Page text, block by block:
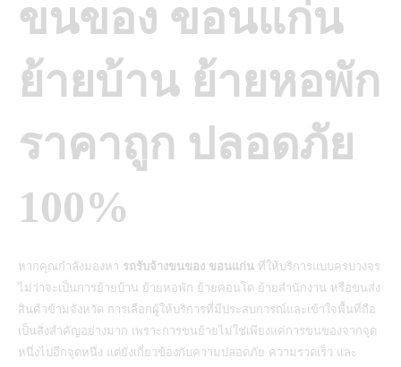
ขนของ ขอนแก่น
ย้ายบ้าน ย้ายหอพัก
ราคาถูก ปลอดภัย
100%
หากคุณกำลังมองหา รถรับจ้างขนของ ขอนแก่น ที่ให้บริการแบบครบวงจร
ไม่ว่าจะเป็นการย้ายบ้าน ย้ายหอพัก ย้ายคอนโด ย้ายสำนักงาน หรือขนส่ง
สินค้าข้ามจังหวัด การเลือกผู้ให้บริการที่มีประสบการณ์และเข้าใจพื้นที่ถือ
เป็นสิ่งสำคัญอย่างมาก เพราะการขนย้ายไม่ใช่เพียงแค่การขนของจากจุด
หนึ่งไปอีกจุดหนึ่ง แต่ยังเกี่ยวข้องกับความปลอดภัย ความรวดเร็ว และ